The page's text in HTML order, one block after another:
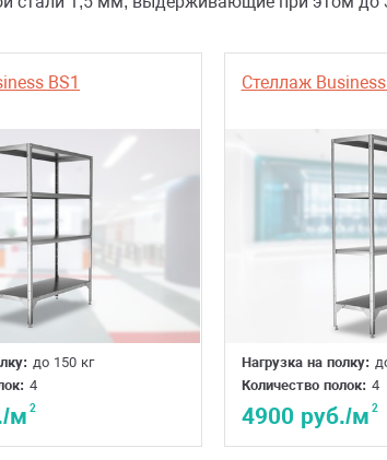
BS1
до 150 кг
4
м 2
Стеллаж
Нагрузка на полку:
Количество полок: 4
4900 руб./м 2